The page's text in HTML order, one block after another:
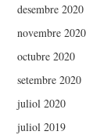
desembre 2020
novembre 2020
octubre 2020
setembre 2020
juliol 2020
juliol 2019